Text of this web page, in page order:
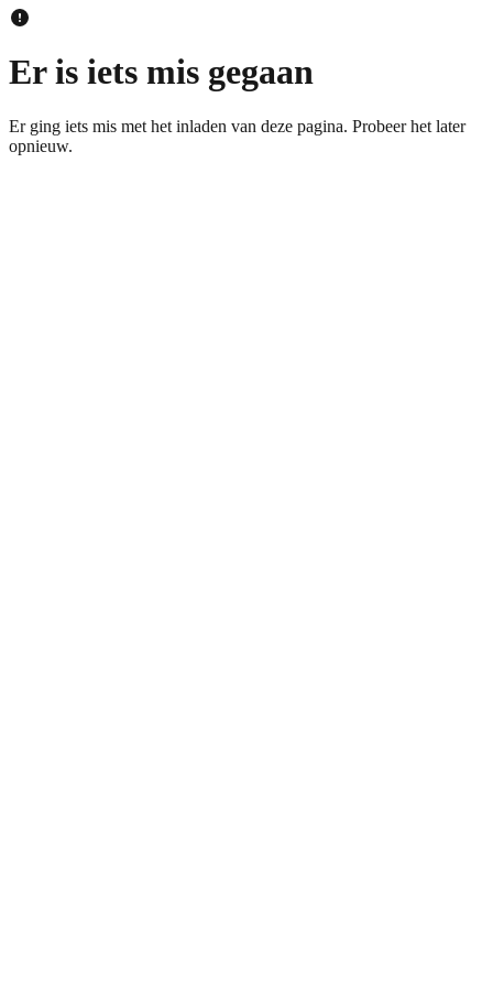
Er is iets mis gegaan
Er ging iets mis met het inladen van deze pagina. Probeer het later
opnieuw.